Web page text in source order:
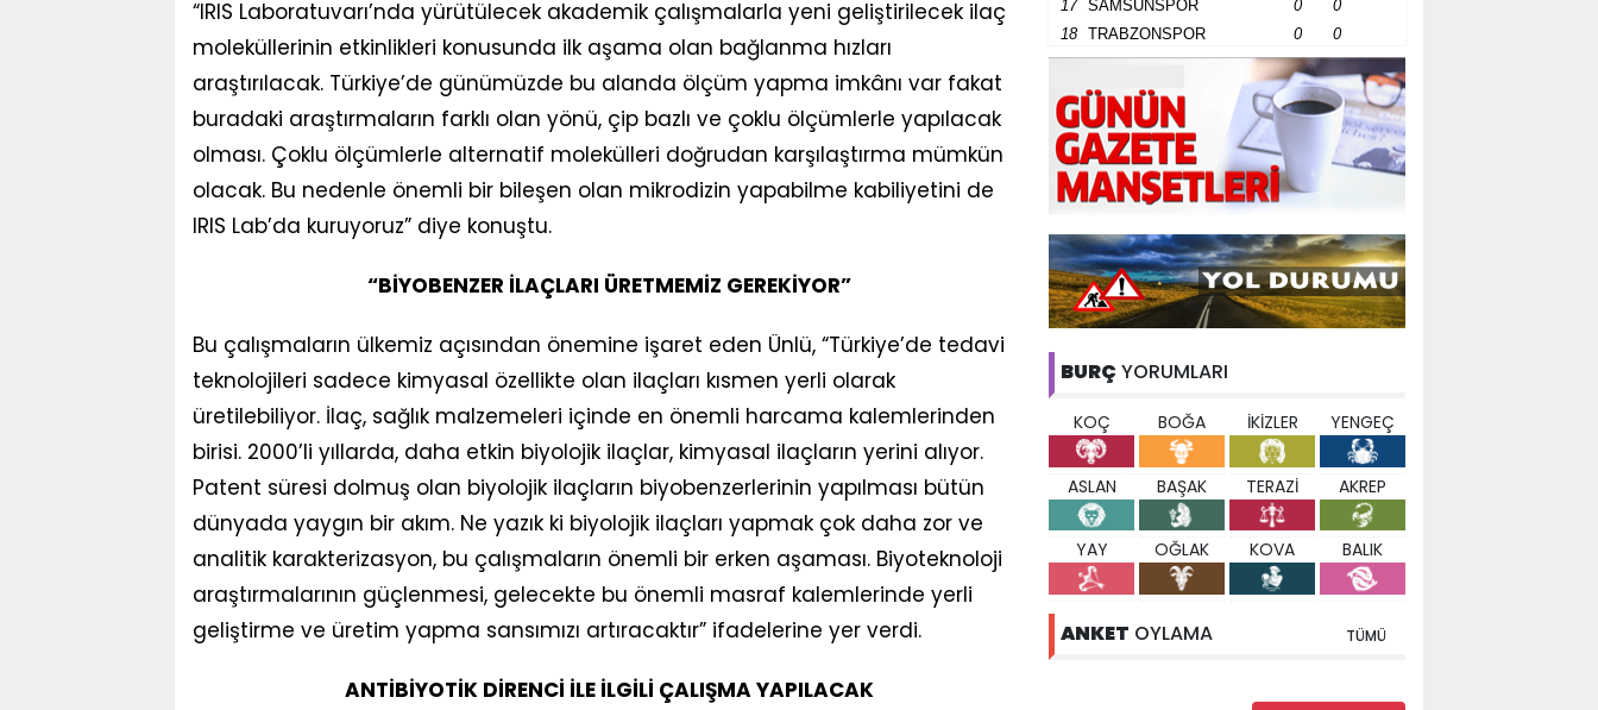
“IRIS Laboratuvarı’nda yürütülecek akademik çalışmalarla yeni geliştirilecek ilaç
moleküllerinin etkinlikleri konusunda ilk aşama olan bağlanma hızları
araştırılacak. Türkiye’de günümüzde bu alanda ölçüm yapma imkânı var fakat
buradaki araştırmaların farklı olan yönü, çip bazlı ve çoklu ölçümlerle yapılacak
olması. Çoklu ölçümlerle alternatif molekülleri doğrudan karşılaştırma mümkün
olacak. Bu nedenle önemli bir bileşen olan mikrodizin yapabilme kabiliyetini de
IRIS Lab’da kuruyoruz” diye konuştu.
“BİYOBENZER İLAÇLARI ÜRETMEMİZ GEREKİYOR”
Bu çalışmaların ülkemiz açısından önemine işaret eden Ünlü, “Türkiye’de tedavi
teknolojileri sadece kimyasal özellikte olan ilaçları kısmen yerli olarak
üretilebiliyor. İlaç, sağlık malzemeleri içinde en önemli harcama kalemlerinden
birisi. 2000’li yıllarda, daha etkin biyolojik ilaçlar, kimyasal ilaçların yerini alıyor.
Patent süresi dolmuş olan biyolojik ilaçların biyobenzerlerinin yapılması bütün
dünyada yaygın bir akım. Ne yazık ki biyolojik ilaçları yapmak çok daha zor ve
analitik karakterizasyon, bu çalışmaların önemli bir erken aşaması. Biyoteknoloji
araştırmalarının güçlenmesi, gelecekte bu önemli masraf kalemlerinde yerli
geliştirme ve üretim yapma sansımızı artıracaktır” ifadelerine yer verdi.
ANTİBİYOTİK DİRENCİ İLE İLGİLİ ÇALIŞMA YAPILACAK
17
SAMSUNSPOR 0
0
18
TRABZONSPOR 0 0
BURÇ YORUMLARI
KOÇ BOĞA İKİZLER YENGEÇ
ASLAN BAŞAK TERAZİ AKREP
YAY OĞLAK KOVA BALIK
ANKET OYLAMA TÜMÜ